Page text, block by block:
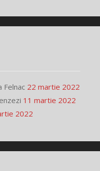
Felnac 22 martie 2022
11 martie 2022
2022